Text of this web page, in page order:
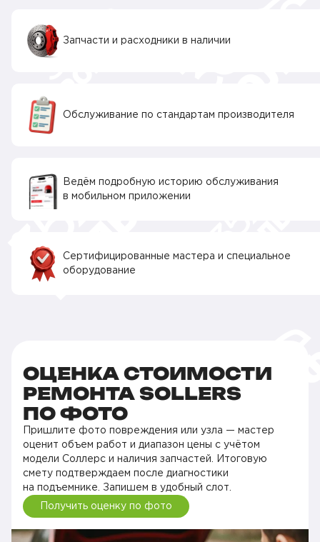
Запчасти и расходники в наличии
Обслуживание по стандартам производителя
Ведём подробную историю обслуживания
в мобильном приложении
Сертифицированные мастера и специальное
оборудование
ОЦЕНКА СТОИМОСТИ
РЕМОНТА SOLLERS
ПО ФОТО
Пришлите фото повреждения или узла — мастер
оценит объем работ и диапазон цены с учётом
модели Соллерс и наличия запчастей. Итоговую
смету подтверждаем после диагностики
на подъемнике. Запишем в удобный слот.
Получить оценку по фото